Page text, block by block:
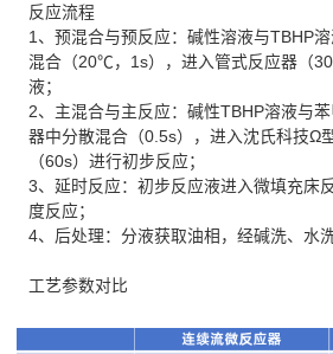
反应流程
1、预混合与预反应：碱性溶液与TBHP
混合（20℃，1s），进入管式反应器（
液；
2、主混合与主反应：碱性TBHP溶液与
器中分散混合（0.5s），进入沈氏科技Ω
（60s）进行初步反应；
3、延时反应：初步反应液进入微填充床
度反应；
4、后处理：分液获取油相，经碱洗、水
工艺参数对比